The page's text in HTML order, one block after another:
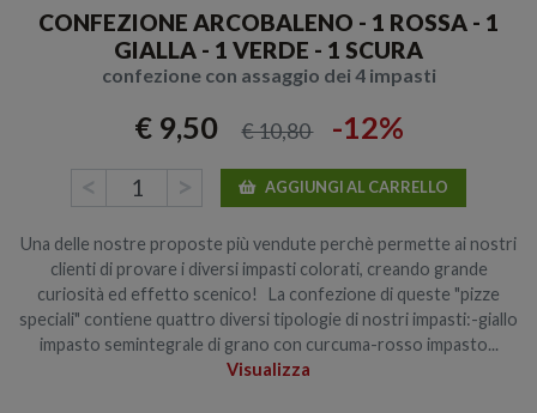
CONFEZIONE ARCOBALENO - 1 ROSSA - 1
GIALLA - 1 VERDE - 1 SCURA
confezione con assaggio dei 4 impasti
€ 9,50 € 10,80 -12%
< > AGGIUNGI AL CARRELLO
Una delle nostre proposte più vendute perchè permette ai nostri
clienti di provare i diversi impasti colorati, creando grande
curiosità ed effetto scenico! La confezione di queste "pizze
speciali" contiene quattro diversi tipologie di nostri impasti:-giallo
impasto semintegrale di grano con curcuma-rosso impasto...
Visualizza